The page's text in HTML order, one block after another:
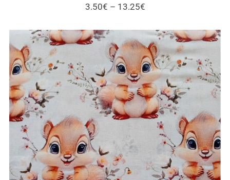
3.50€ – 13.25€Price
through
13.25€
Tecidos esquilos